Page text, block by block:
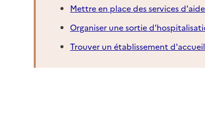
Mettre en place des services
Organiser une sortie
Trouver un établissement d'accueil